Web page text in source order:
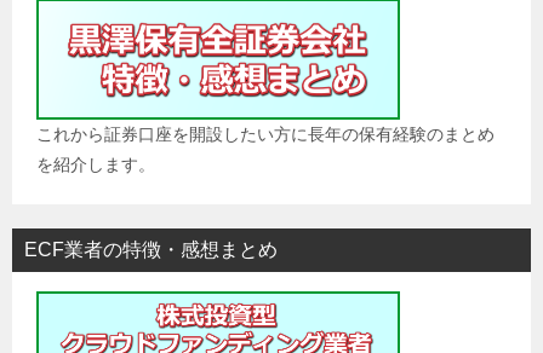
これから証券口座を開設したい方に長年の保有経験のまとめ
を紹介します。
ECF業者の特徴・感想まとめ